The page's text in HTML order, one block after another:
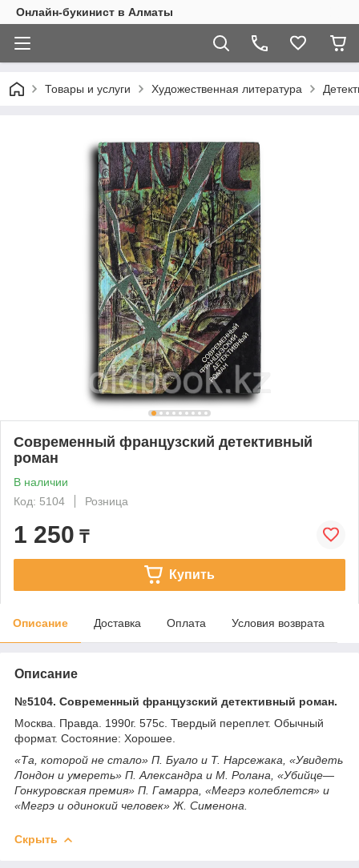
Онлайн-букинист в Алматы
Товары и услуги Художественная литература
Современный французский детективный
роман
В наличии
Код: 5104
Розница
1 250 ₸
Купить
Описание Доставка Оплата Условия возврата
Описание
№5104. Современный французский детективный роман.
Москва. Правда. 1990г. 575с. Твердый переплет. Обычный
формат. Состояние: Хорошее.
«Та, которой не стало» П. Буало и Т. Нарсежака, «Увидеть
Лондон и умереть» П. Александра и М. Ролана, «Убийце—
Гонкуровская премия» П. Гамарра, «Мегрэ колеблется» и
«Мегрэ и одинокий человек» Ж. Сименона.
Скрыть